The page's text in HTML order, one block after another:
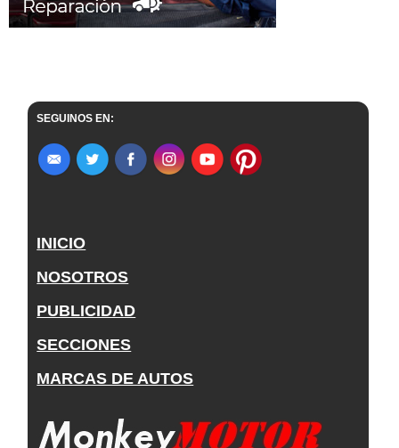
SEGUINOS EN:
INICIO
NOSOTROS
PUBLICIDAD
SECCIONES
MARCAS DE AUTOS